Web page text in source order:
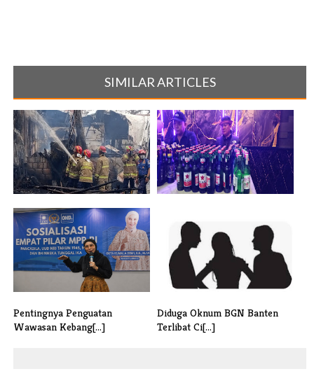
SIMILAR ARTICLES
Gudang Styrofoam Terbakar
Kerugian [...]
Miras Dan[...]
Pentingnya Penguatan
Wawasan Kebang[...]
Diduga Oknum BGN Banten
Terlibat Ci[...]